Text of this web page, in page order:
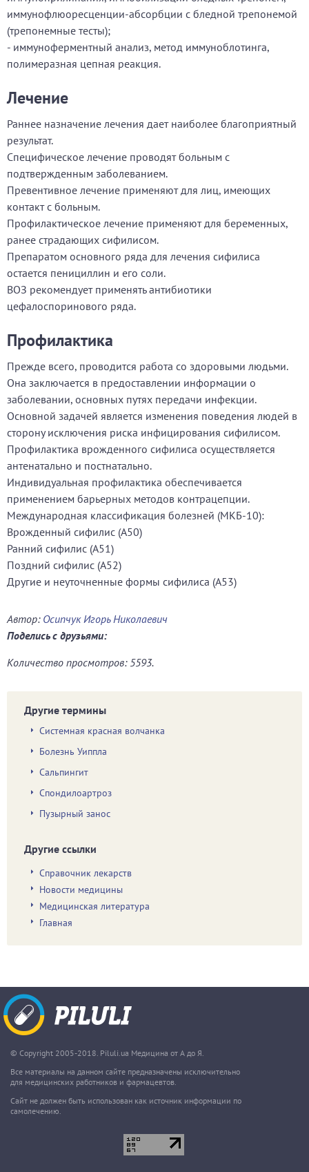
иммунофлюоресценции-абсорбции с бледной трепонемой
(трепонемные тесты);
- иммуноферментный анализ, метод иммуноблотинга,
полимеразная цепная реакция.
Лечение
Раннее назначение лечения дает наиболее благоприятный
результат.
Специфическое лечение проводят больным с
подтвержденным заболеванием.
Превентивное лечение применяют для лиц, имеющих
контакт с больным.
Профилактическое лечение применяют для беременных,
ранее страдающих сифилисом.
Препаратом основного ряда для лечения сифилиса
остается пенициллин и его соли.
ВОЗ рекомендует применять антибиотики
цефалоспоринового ряда.
Профилактика
Прежде всего, проводится работа со здоровыми людьми.
Она заключается в предоставлении информации о
заболевании, основных путях передачи инфекции.
Основной задачей является изменения поведения людей в
сторону исключения риска инфицирования сифилисом.
Профилактика врожденного сифилиса осуществляется
антенатально и постнатально.
Индивидуальная профилактика обеспечивается
применением барьерных методов контрацепции.
Международная классификация болезней (МКБ-10):
Врожденный сифилис (A50)
Ранний сифилис (A51)
Поздний сифилис (A52)
Другие и неуточненные формы сифилиса (A53)
Автор: Осипчук Игорь Николаевич
Поделись с друзьями:
Количество просмотров: 5593.
Другие термины
Системная красная волчанка
Болезнь Уиппла
Сальпингит
Спондилоартроз
Пузырный занос
Другие ссылки
Справочник лекарств
Новости медицины
Медицинская литература
Главная
© Copyright 2005-2018. Piluli.ua Медицина от А до Я.
Все материалы на данном сайте предназначены исключительно
для медицинских работников и фармацевтов.
Сайт не должен быть использован как источник информации по
самолечению.